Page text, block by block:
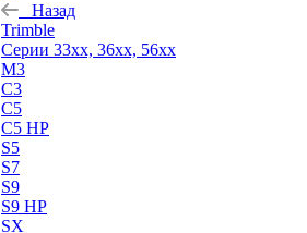
Назад
Trimble
Серии 33xx, 36xx, 56xx
M3
C3
C5
C5 HP
S5
S7
S9
S9 HP
SX